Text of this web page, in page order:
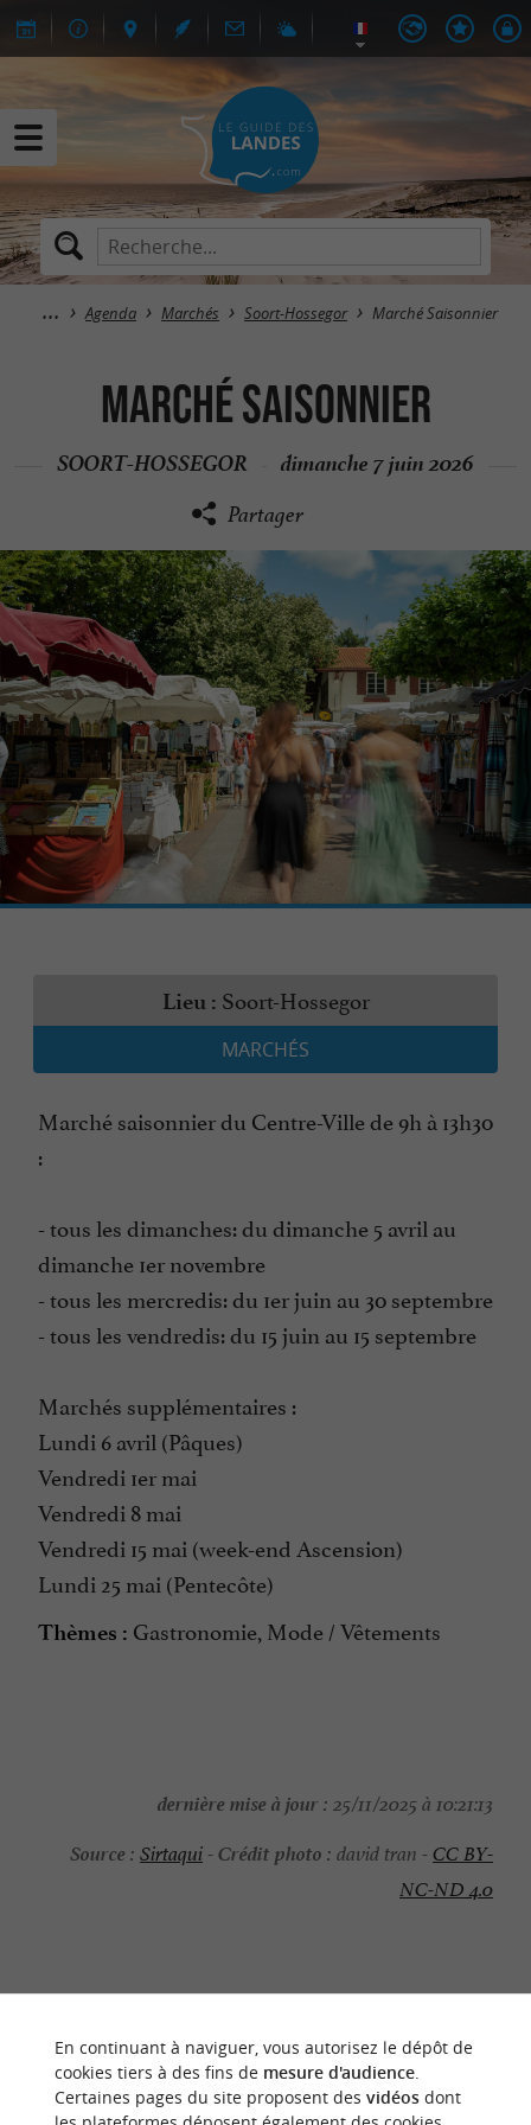
Agenda Marchés Soort-Hossegor Marché Saisonnier
Marché Saisonnier
SOORT-HOSSEGOR dimanche 7 juin 2026
Partager
Lieu : Soort-Hossegor
MARCHÉS
Marché saisonnier du Centre-Ville de 9h à 13h30
:
- tous les dimanches: du dimanche 5 avril au
dimanche 1er novembre
- tous les mercredis: du 1er juin au 30 septembre
- tous les vendredis: du 15 juin au 15 septembre
Marchés supplémentaires :
Lundi 6 avril (Pâques)
Vendredi 1er mai
Vendredi 8 mai
Vendredi 15 mai (week-end Ascension)
Lundi 25 mai (Pentecôte)
Thèmes : Gastronomie, Mode / Vêtements
dernière mise à jour : 25/11/2025 à 10:21:13
Source : Sirtaqui-Crédit photo : david tran -CC BY-
NC-ND 4.0
NOUS AVONS TESTÉ POUR VOUS
En continuant à naviguer, vous autorisez le dépôt de
cookies tiers à des fins de mesure d'audience.
Certaines pages du site proposent des vidéosdont